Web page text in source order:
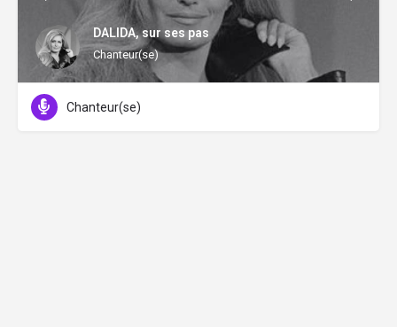
DALIDA, sur ses pas
Chanteur(se)
Chanteur(se)